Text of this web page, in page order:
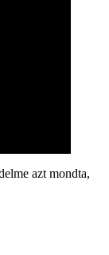
azt mondta,